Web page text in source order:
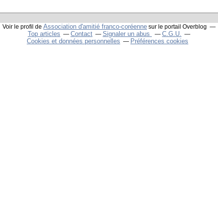
Voir le profil de Association d'amitié franco-coréenne sur le portail Overblog
Top articles Contact Signaler un abus
C.G.U.
Cookies et données personnelles
Préférences cookies